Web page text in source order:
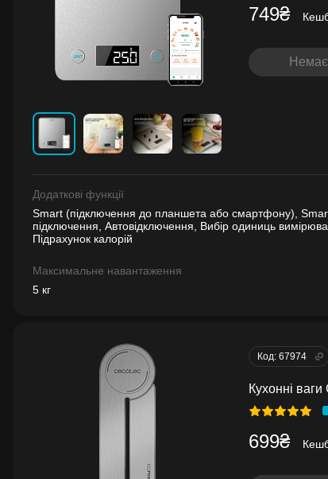
749₴
Немає
Додаткові функції
Smart (підключення до планшета або смартфону),
підключення, Автовідключення, Вибір одиниць
Підрахунок калорій
Максимальне навантаження
5 кг
Код: 67974
Кухонні
699₴